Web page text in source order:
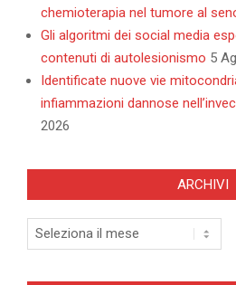
chemioterapia nel tumore al
Gli algoritmi dei social media
contenuti di autolesionismo 5
Identificate nuove vie
infiammazioni dannose
2026
ARCHIVI
Archivi